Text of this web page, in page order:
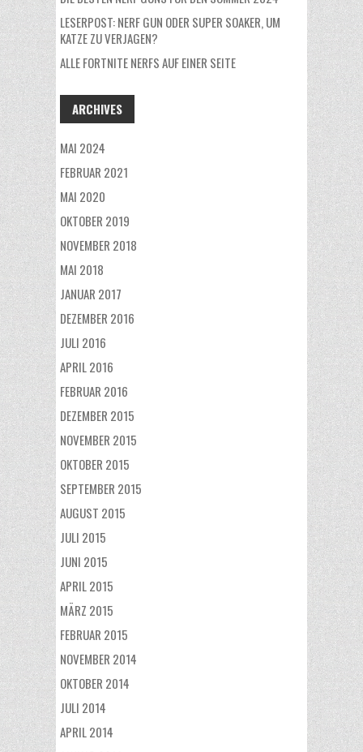
LESERPOST: NERF GUN ODER SUPER SOAKER, UM
KATZE ZU VERJAGEN?
ALLE FORTNITE NERFS AUF EINER SEITE
ARCHIVES
MAI 2024
FEBRUAR 2021
MAI 2020
OKTOBER 2019
NOVEMBER 2018
MAI 2018
JANUAR 2017
DEZEMBER 2016
JULI 2016
APRIL 2016
FEBRUAR 2016
DEZEMBER 2015
NOVEMBER 2015
OKTOBER 2015
SEPTEMBER 2015
AUGUST 2015
JULI 2015
JUNI 2015
APRIL 2015
MÄRZ 2015
FEBRUAR 2015
NOVEMBER 2014
OKTOBER 2014
JULI 2014
APRIL 2014